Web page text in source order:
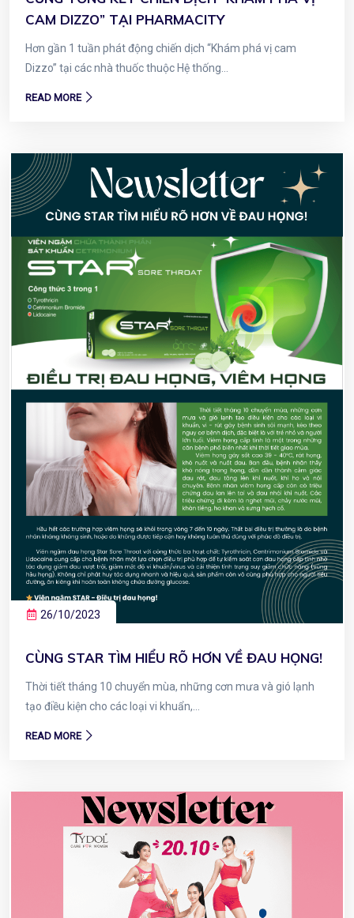
CAM DIZZO” TẠI PHARMACITY
Hơn gần 1 tuần phát động chiến dịch “Khám phá vị cam
Dizzo” tại các nhà thuốc thuộc Hệ thống...
READ MORE
26/10/2023
CÙNG STAR TÌM HIỂU RÕ HƠN VỀ ĐAU HỌNG!
Thời tiết tháng 10 chuyển mùa, những cơn mưa và gió lạnh
tạo điều kiện cho các loại vi khuẩn,...
READ MORE